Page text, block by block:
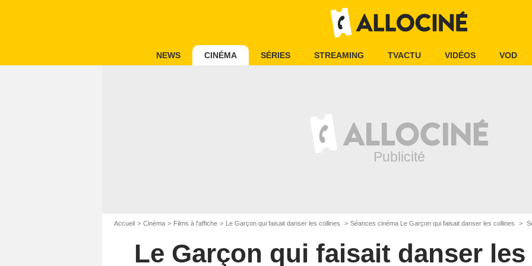
NEWS CINÉMA SÉRIES STREAMING TVACTU VIDÉOS VOD
Accueil Cinéma Films à l'affiche Le Garçon qui faisait danser les collines Séances cinéma Le Garçon qui faisait danser les collines
Le Garçon qui faisait danser